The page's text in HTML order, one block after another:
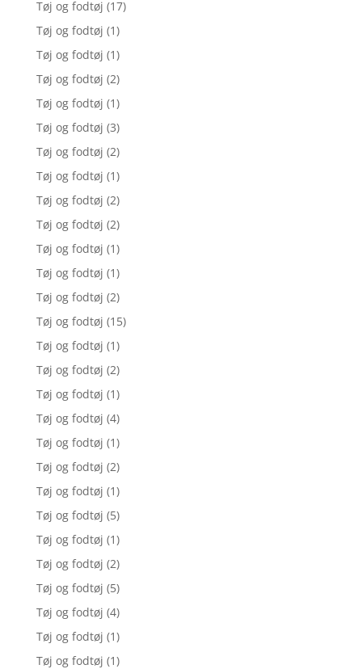
Tøj og fodtøj (17)
Tøj og fodtøj (1)
Tøj og fodtøj (1)
Tøj og fodtøj (2)
Tøj og fodtøj (1)
Tøj og fodtøj (3)
Tøj og fodtøj (2)
Tøj og fodtøj (1)
Tøj og fodtøj (2)
Tøj og fodtøj (2)
Tøj og fodtøj (1)
Tøj og fodtøj (1)
Tøj og fodtøj (2)
Tøj og fodtøj (15)
Tøj og fodtøj (1)
Tøj og fodtøj (2)
Tøj og fodtøj (1)
Tøj og fodtøj (4)
Tøj og fodtøj (1)
Tøj og fodtøj (2)
Tøj og fodtøj (1)
Tøj og fodtøj (5)
Tøj og fodtøj (1)
Tøj og fodtøj (2)
Tøj og fodtøj (5)
Tøj og fodtøj (4)
Tøj og fodtøj (1)
Tøj og fodtøj (1)